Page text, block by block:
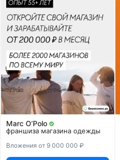
Marc O’Polo
франшиза магазина одежды
Вложения от 9 000 000 ₽